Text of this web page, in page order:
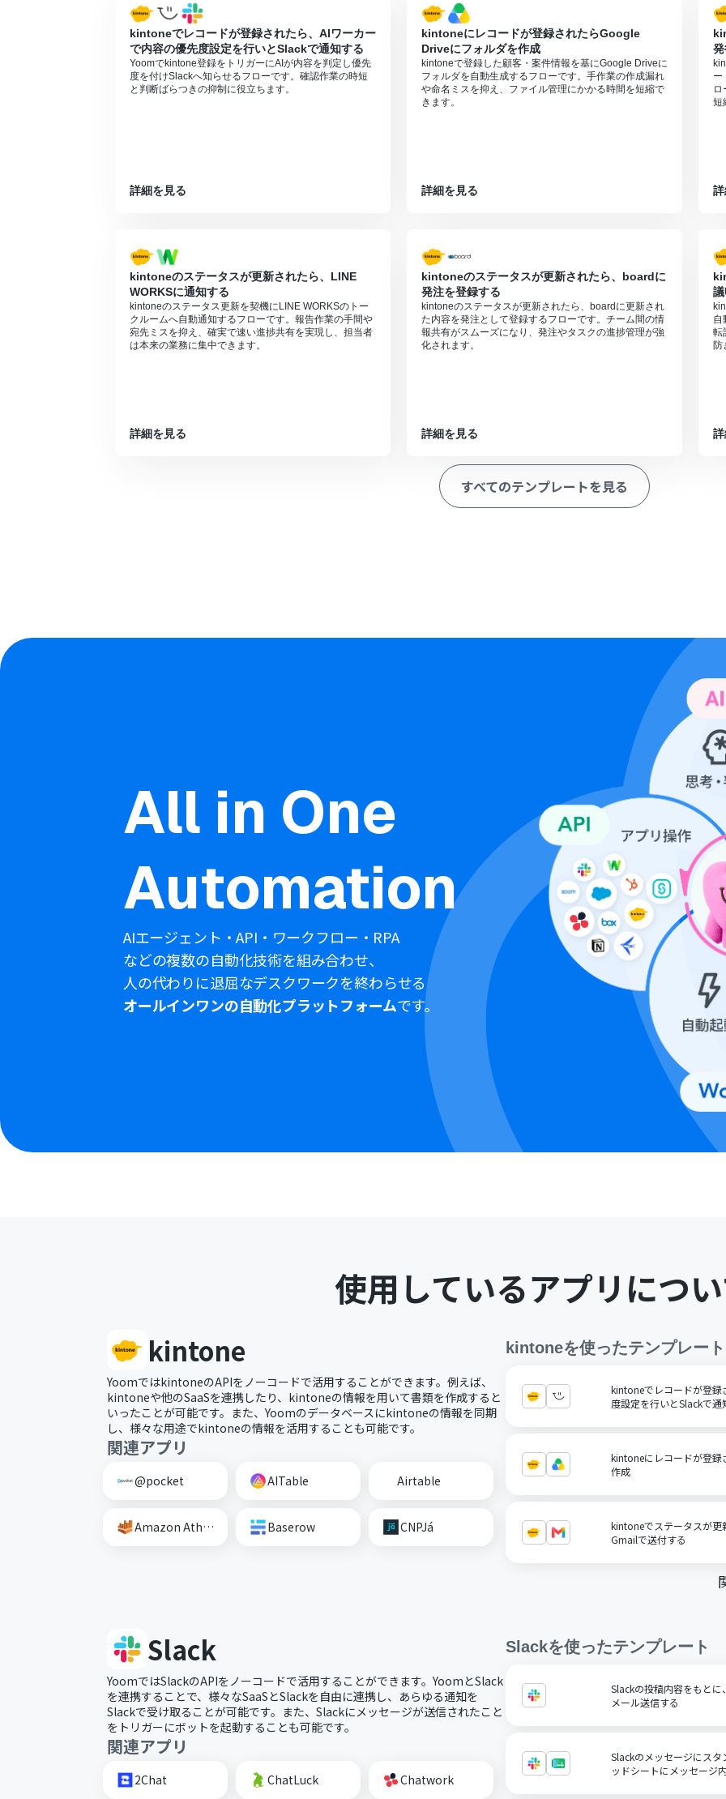
kintoneでレコードが登録されたら、AIワーカー
で内容の優先度設定を行いとSlackで通知する
Yoomでkintone登録をトリガーにAIが内容を判定し優先
度を付けSlackへ知らせるフローです。確認作業の時短
と判断ばらつきの抑制に役立ちます。
詳細を見る
kintoneにレコードが登録されたらGoogle
Driveにフォルダを作成
kintoneで登録した顧客・案件情報を基にGoogle Driveに
フォルダを自動生成するフローです。手作業の作成漏れ
や命名ミスを抑え、ファイル管理にかかる時間を短縮で
きます。
詳細を見る
ー
短
kintoneのステータスが更新されたら、LINE
WORKSに通知する
kintoneのステータス更新を契機にLINE WORKSのトー
クルームへ自動通知するフローです。報告作業の手間や
宛先ミスを抑え、確実で速い進捗共有を実現し、担当者
は本来の業務に集中できます。
詳細を見る
kintoneのステータスが更新されたら、boardに
発注を登録する
kintoneのステータスが更新されたら、boardに更新され
た内容を発注として登録するフローです。チーム間の情
報共有がスムーズになり、発注やタスクの進捗管理が強
化されます。
詳細を見る
自
転
防
すべてのテンプレートを見る
All in One
Automation
AIエージェント・API・ワークフロー・RPA
などの複数の自動化技術を組み合わせ、
人の代わりに退屈なデスクワークを終わらせる
オールインワンの自動化プラットフォームです。
使用しているアプリにつ
kintone
YoomではkintoneのAPIをノーコードで活用することができます。例えば、
kintoneや他のSaaSを連携したり、kintoneの情報を用いて書類を作成すると
いったことが可能です。また、Yoomのデータベースにkintoneの情報を同期
し、様々な用途でkintoneの情報を活用することも可能です。
関連アプリ
@pocket AITable Airtable
Amazon Athena Baserow CNPJá
kintoneを使ったテンプレート
kintoneでレコードが登録
度設定を行いとSlackで通
kintoneにレコードが登録
作成
kintoneでステータスが更
Gmailで送付する
Slack
YoomではSlackのAPIをノーコードで活用することができます。YoomとSlack
を連携することで、様々なSaaSとSlackを自由に連携し、あらゆる通知を
Slackで受け取ることが可能です。また、Slackにメッセージが送信されたこと
をトリガーにボットを起動することも可能です。
関連アプリ
2Chat ChatLuck Chatwork
Slackを使ったテンプレート
Slackの投稿内容をもと
メール送信する
Slackのメッセージにス
ッドシートにメッセージ